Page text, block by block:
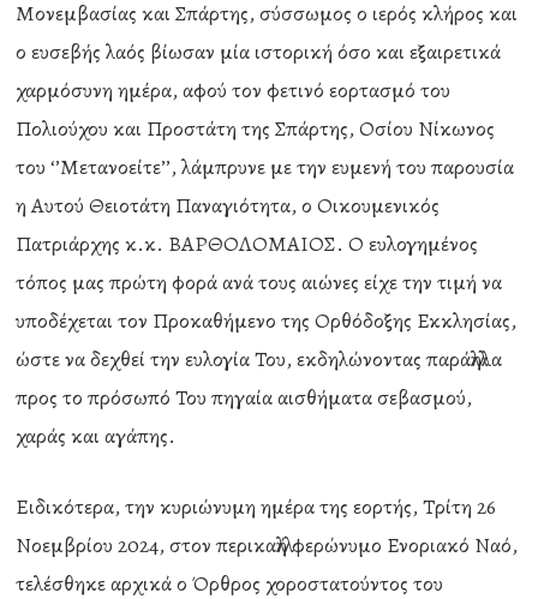
Μονεμβασίας και Σπάρτης, σύσσωμος ο ιερός κλήρος και
ο ευσεβής λαός βίωσαν μία ιστορική όσο και εξαιρετικά
χαρμόσυνη ημέρα, αφού τον φετινό εορτασμό του
Πολιούχου και Προστάτη της Σπάρτης, Οσίου Νίκωνος
του ‘’Μετανοείτε’’, λάμπρυνε με την ευμενή του παρουσία
η Αυτού Θειοτάτη Παναγιότητα, ο Οικουμενικός
Πατριάρχης κ.κ. ΒΑΡΘΟΛΟΜΑΙΟΣ. Ο ευλογημένος
τόπος μας πρώτη φορά ανά τους αιώνες είχε την τιμή να
υποδέχεται τον Προκαθήμενο της Ορθόδοξης Εκκλησίας,
ώστε να δεχθεί την ευλογία Του, εκδηλώνοντας παράλληλα
προς το πρόσωπό Του πηγαία αισθήματα σεβασμού,
χαράς και αγάπης.
Ειδικότερα, την κυριώνυμη ημέρα της εορτής, Τρίτη 26
Νοεμβρίου 2024, στον περικαλλή φερώνυμο Ενοριακό Ναό,
τελέσθηκε αρχικά ο Όρθρος χοροστατούντος του